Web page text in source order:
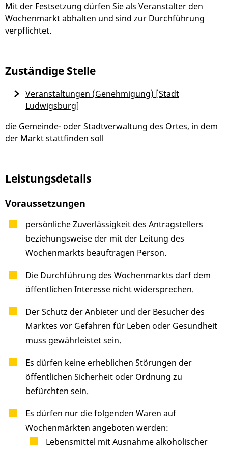
Mit der Festsetzung dürfen Sie als Veranstalter den
Wochenmarkt abhalten und sind zur Durchführung
verpflichtet.
Zuständige Stelle
die Gemeinde- oder Stadtverwaltung des Ortes, in dem
der Markt stattfinden soll
Veranstaltungen (Genehmigung) [Stadt
Ludwigsburg]
Leistungsdetails
Voraussetzungen
persönliche Zuverlässigkeit des Antragstellers
beziehungsweise der mit der Leitung des
Wochenmarkts beauftragen Person.
Die Durchführung des Wochenmarkts darf dem
öffentlichen Interesse nicht widersprechen.
Der Schutz der Anbieter und der Besucher des
Marktes vor Gefahren für Leben oder Gesundheit
muss gewährleistet sein.
Es dürfen keine erheblichen Störungen der
öffentlichen Sicherheit oder Ordnung zu
befürchten sein.
Es dürfen nur die folgenden Waren auf
Wochenmärkten angeboten werden:
Lebensmittel mit Ausnahme alkoholischer